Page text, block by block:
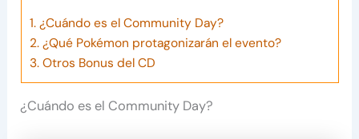
1.¿Cuándo es el Community Day?
2.¿Qué Pokémon protagonizarán el evento?
3.Otros Bonus del CD
¿Cuándo es el Community Day?